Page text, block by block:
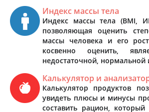
Индекс массы тела
Индекс массы тела (BMI,
позволяющая оценить
массы человека и его
косвенно оценить,
недостаточной, нормальной
Калькулятор и
Калькулятор продуктов
увидеть плюсы и минусы
составить рацион,